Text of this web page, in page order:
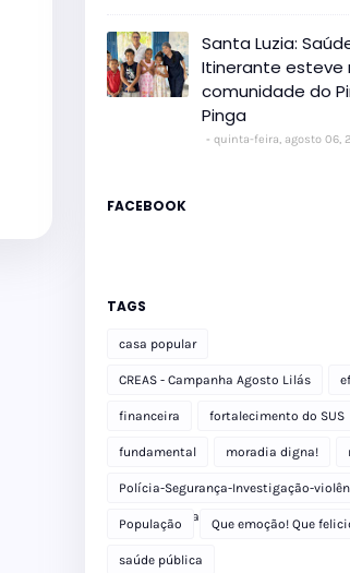
Santa Luzia:
Itinerante esteve
comunidade do
Pinga
quinta-feira, agosto 06,
FACEBOOK
TAGS
casa popular
CREAS - Campanha Agosto Lilás
financeira fortalecimento do SUS
fundamental moradia digna!
Polícia-Segurança-Investigação-
Polícia Militar-delegacia
População Que emoção! Que
saúde pública